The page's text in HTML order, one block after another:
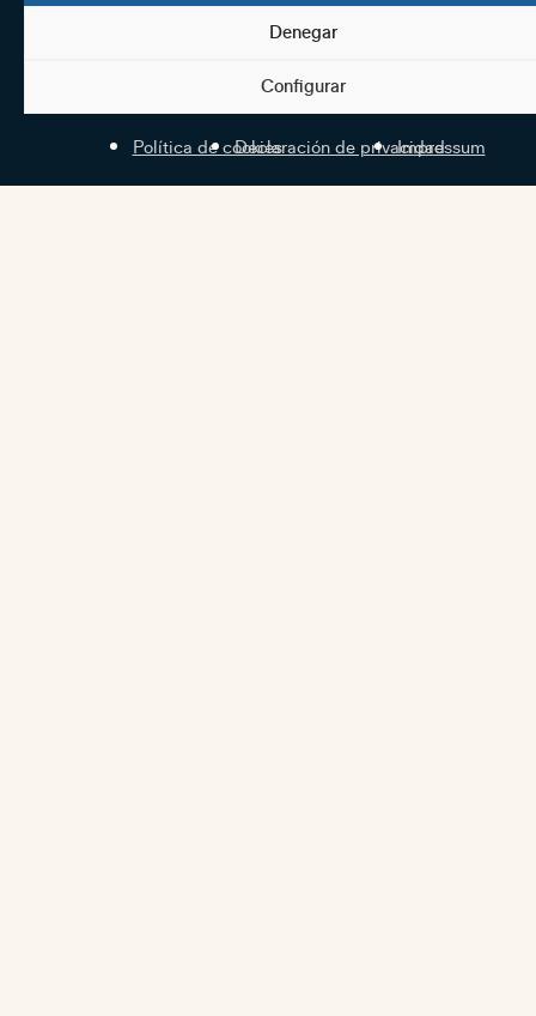
Denegar
Configurar
Política de cookiesDeclaración de privacidad
Impressum